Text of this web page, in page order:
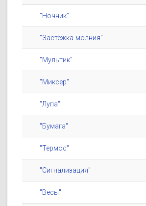
"Ночник"
"Застёжка-молния"
"Мультик"
"Миксер"
"Лупа"
"Бумага"
"Термос"
"Сигнализация"
"Весы"